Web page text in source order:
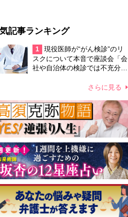
記事ランキング
1
現役医師が“がん検診”のリ
スクについて本音で座談会「会
社や自治体の検診では不充分」
「一般的な健康を意識した生
さらに見る